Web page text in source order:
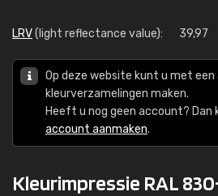
LRV(light reflectance value): 39,97
Op deze website kunt u met
kleurverzamelingen maken.
Heeft u nog geen account? Dan
account aanmaken.
Kleurimpressie RAL